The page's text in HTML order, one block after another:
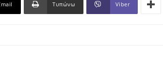
Τυπώνω Viber